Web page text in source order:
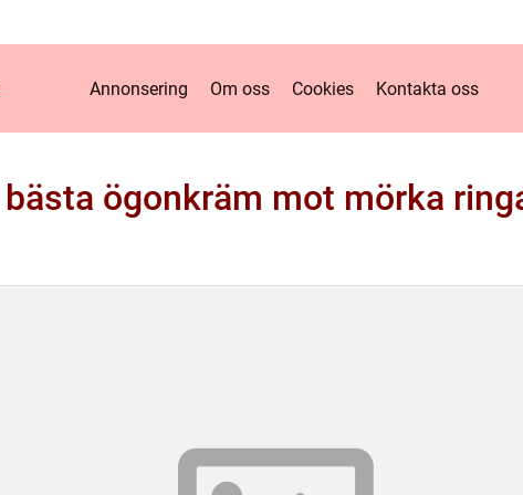
Annonsering Om oss Cookies Kontakta oss
bästa ögonkräm mot mörka